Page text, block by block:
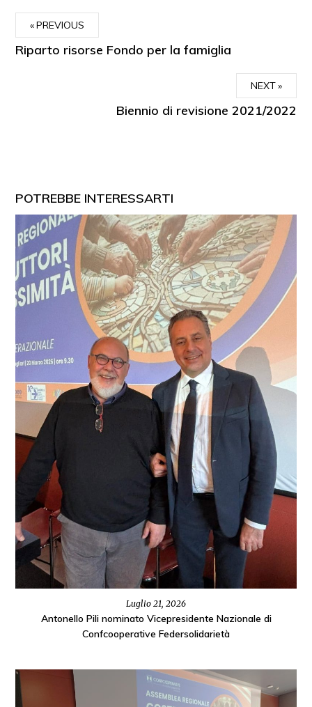
PREVIOUS
Riparto risorse Fondo per la famiglia
NEXT
Biennio di revisione 2021/2022
POTREBBE INTERESSARTI
Luglio 21, 2026
Antonello Pili nominato Vicepresidente Nazionale di
Confcooperative Federsolidarietà